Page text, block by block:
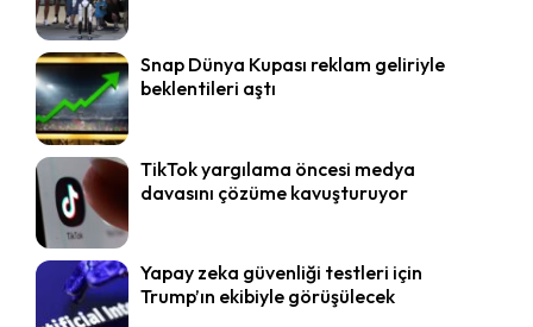
Snap Dünya Kupası reklam geliriyle
beklentileri aştı
TikTok yargılama öncesi medya
davasını çözüme kavuşturuyor
Yapay zeka güvenliği testleri için
Trump’ın ekibiyle görüşülecek